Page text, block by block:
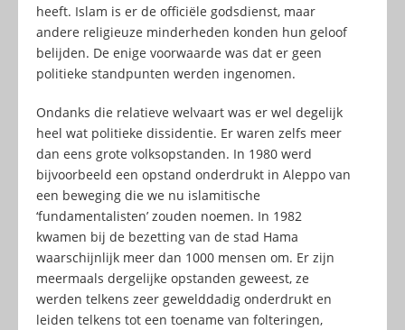
heeft. Islam is er de officiële godsdienst, maar
andere religieuze minderheden konden hun geloof
belijden. De enige voorwaarde was dat er geen
politieke standpunten werden ingenomen.
Ondanks die relatieve welvaart was er wel degelijk
heel wat politieke dissidentie. Er waren zelfs meer
dan eens grote volksopstanden. In 1980 werd
bijvoorbeeld een opstand onderdrukt in Aleppo van
een beweging die we nu islamitische
‘fundamentalisten’ zouden noemen. In 1982
kwamen bij de bezetting van de stad Hama
waarschijnlijk meer dan 1000 mensen om. Er zijn
meermaals dergelijke opstanden geweest, ze
werden telkens zeer gewelddadig onderdrukt en
leiden telkens tot een toename van folteringen,